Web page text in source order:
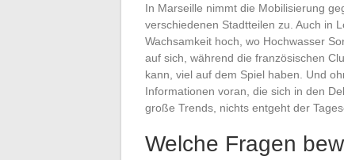
In Marseille nimmt die Mobilisierung
verschiedenen Stadtteilen zu. Auch in
Wachsamkeit hoch, wo Hochwasser
auf sich, während die französischen
kann, viel auf dem Spiel haben. Und
Informationen voran, die sich in den
große Trends, nichts entgeht der
Welche Fragen